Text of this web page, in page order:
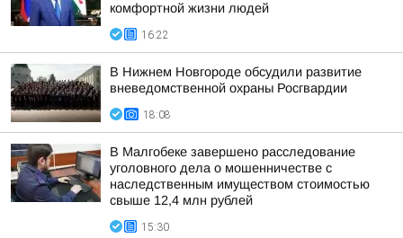
комфортной жизни людей
16:22
В Нижнем Новгороде обсудили развитие
вневедомственной охраны Росгвардии
18:08
В Малгобеке завершено расследование
уголовного дела о мошенничестве с
наследственным имуществом стоимостью
свыше 12,4 млн рублей
15:30